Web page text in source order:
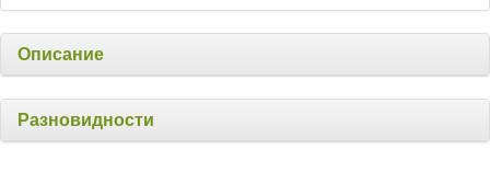
Описание
Разновидности